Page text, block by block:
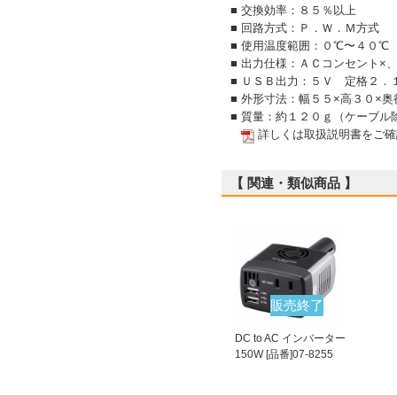
■ 交換効率：８５％以上
■ 回路方式：Ｐ．Ｗ．Ｍ方式
■ 使用温度範囲：０℃〜４０℃
■ 出力仕様：ＡＣコンセント×
■ ＵＳＢ出力：５Ｖ 定格２．
■ 外形寸法：幅５５×高３０×奥
■ 質量：約１２０ｇ（ケーブル
詳しくは取扱説明書をご
【 関連・類似商品 】
販売終了
DC to AC インバーター
150W [品番]07-8255